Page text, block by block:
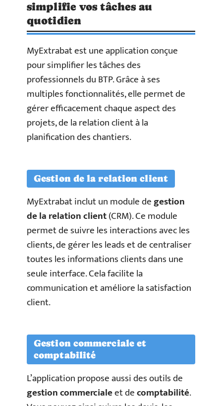
simplifie vos tâches au
quotidien
MyExtrabat est une application conçue
pour simplifier les tâches des
professionnels du BTP. Grâce à ses
multiples fonctionnalités, elle permet de
gérer efficacement chaque aspect des
projets, de la relation client à la
planification des chantiers.
Gestion de la relation client
MyExtrabat inclut un module degestion
de la relation client(CRM). Ce module
permet de suivre les interactions avec les
clients, de gérer les leads et de centraliser
toutes les informations clients dans une
seule interface. Cela facilite la
communication et améliore la satisfaction
client.
Gestion commerciale et
comptabilité
L’application propose aussi des outils de
gestion commercialeet decomptabilité.